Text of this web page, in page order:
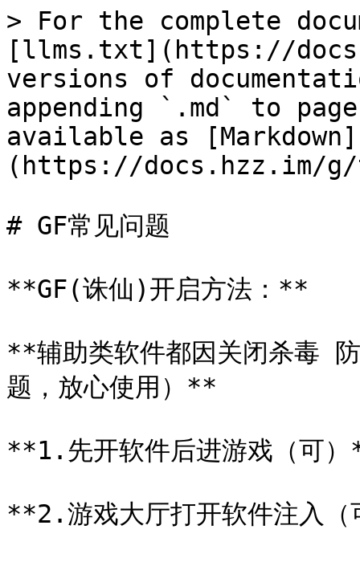
> For the complete
[llms.txt](https://
versions of
appending `.md` to
available as [Markdown]
(https://docs.hzz.im/
# GF常见问题
**GF(诛仙)开启方法：**
**辅助类软件都因关闭杀毒
题，放心使用）**
**1.先开软件后进游戏（可
**2.游戏大厅打开软件注入